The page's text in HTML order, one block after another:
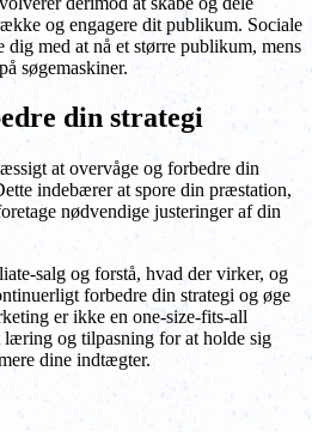
og engagere dit publikum. Sociale
med at nå et større publikum, mens
søgemaskiner.
din strategi
at overvåge og forbedre din
indebærer at spore din præstation,
nødvendige justeringer af din
salg og forstå, hvad der virker, og
forbedre din strategi og øge
er ikke en one-size-fits-all
og tilpasning for at holde sig
dine indtægter.